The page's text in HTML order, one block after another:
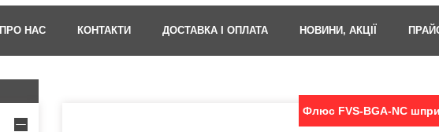
ПРО НАС КОНТАКТИ ДОСТАВКА І ОПЛАТА НОВИНИ, АКЦІЇ
Флюс FVS-BGA-NC